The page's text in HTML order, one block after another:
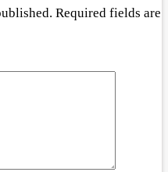
Required fields are